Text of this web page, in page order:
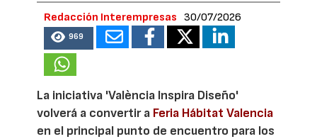
Redacción Interempresas 30/07/2026
969
La iniciativa 'València Inspira Diseño'
volverá a convertir a Feria Hábitat Valencia
en el principal punto de encuentro para los